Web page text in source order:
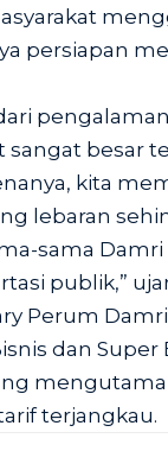
persiapan
sangat besar
kita
lebaran
sama Damri
publik,”
Perum
dan Super
terjangkau.